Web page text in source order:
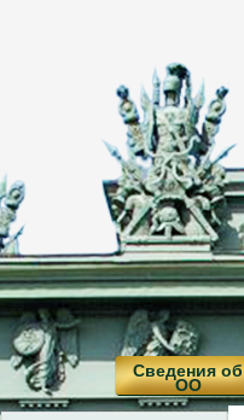
Сведения об
ОО